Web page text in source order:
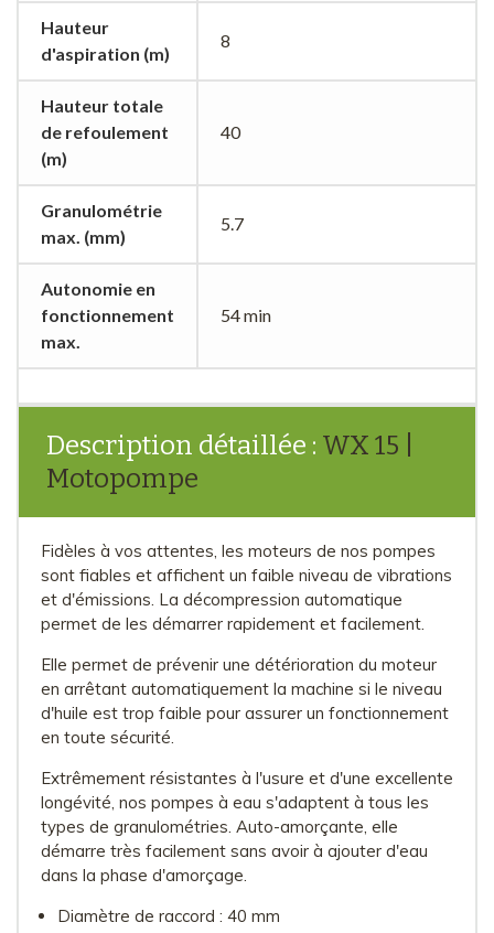
Hauteur
d'aspiration (m)
8
Hauteur totale
de refoulement
(m)
40
Granulométrie
max. (mm)
5.7
Autonomie en
fonctionnement
max.
54 min
Description détaillée : WX 15 |
Motopompe
Fidèles à vos attentes, les moteurs de nos pompes
sont fiables et affichent un faible niveau de vibrations
et d'émissions. La décompression automatique
permet de les démarrer rapidement et facilement.
Elle permet de prévenir une détérioration du moteur
en arrêtant automatiquement la machine si le niveau
d'huile est trop faible pour assurer un fonctionnement
en toute sécurité.
Extrêmement résistantes à l'usure et d'une excellente
longévité, nos pompes à eau s'adaptent à tous les
types de granulométries. Auto-amorçante, elle
démarre très facilement sans avoir à ajouter d'eau
dans la phase d'amorçage.
Diamètre de raccord : 40 mm